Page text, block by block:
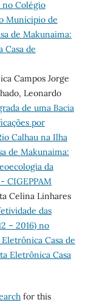
Colégio
Munícipio de
de Makunaima:
Casa de
Campos Jorge
Leonardo
de uma Bacia
por
Calhau na Ilha
de Makunaima:
da
CIGEPPAM
Celina Linhares
das
– 2016) no
Eletrônica Casa de
Eletrônica Casa
for this